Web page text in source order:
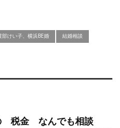
部けい子、横浜BE婚
結婚相談
税金 なんでも相談